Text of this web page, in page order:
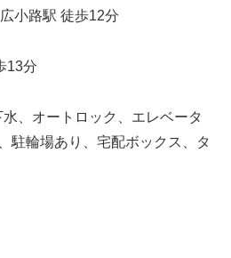
小路駅 徒歩12分
13分
、オートロック、エレベータ
駐輪場あり、宅配ボックス、タ